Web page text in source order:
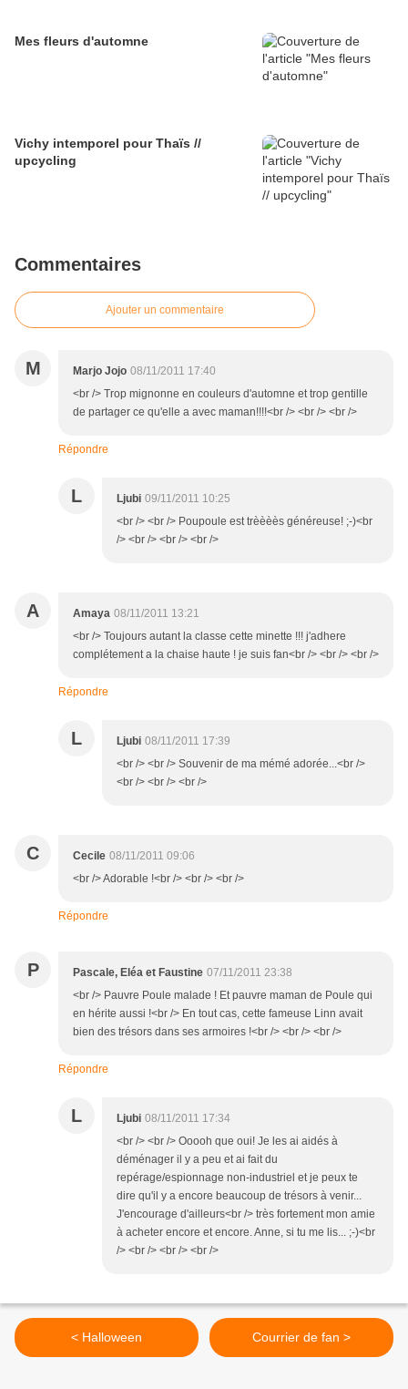
Mes fleurs d'automne
Vichy intemporel pour Thaïs //
upcycling
Commentaires
Ajouter un commentaire
M Marjo Jojo 08/11/2011 17:40
<br /> Trop mignonne en couleurs d'automne et trop gentille
de partager ce qu'elle a avec maman!!!!<br /> <br /> <br />
Répondre
L Ljubi 09/11/2011 10:25
<br /> <br /> Poupoule est trèèèès généreuse! ;-)<br
/> <br /> <br /> <br />
A Amaya 08/11/2011 13:21
<br /> Toujours autant la classe cette minette !!! j'adhere
complétement a la chaise haute ! je suis fan<br /> <br /> <br />
Répondre
L Ljubi 08/11/2011 17:39
<br /> <br /> Souvenir de ma mémé adorée...<br />
<br /> <br /> <br />
C Cecile 08/11/2011 09:06
<br /> Adorable !<br /> <br /> <br />
Répondre
P Pascale, Eléa et Faustine 07/11/2011 23:38
<br /> Pauvre Poule malade ! Et pauvre maman de Poule qui
en hérite aussi !<br /> En tout cas, cette fameuse Linn avait
bien des trésors dans ses armoires !<br /> <br /> <br />
Répondre
L Ljubi 08/11/2011 17:34
<br /> <br /> Ooooh que oui! Je les ai aidés à
déménager il y a peu et ai fait du
repérage/espionnage non-industriel et je peux te
dire qu'il y a encore beaucoup de trésors à venir...
J'encourage d'ailleurs<br /> très fortement mon amie
à acheter encore et encore. Anne, si tu me lis... ;-)<br
/> <br /> <br /> <br />
< Halloween Courrier de fan >